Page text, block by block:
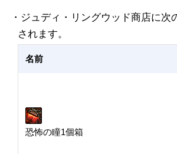
・ジュディ・リングウッド商店に次
されます。
名前
恐怖の瞳1個箱